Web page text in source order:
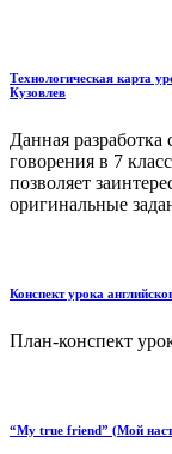
Технологическая карта
Кузовлев
Данная разработка
говорения в 7
позволяет
оригинальные
Конспект урока
План-конспект
“Му true friend” (Мой